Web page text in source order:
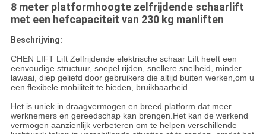
8 meter platformhoogte zelfrijdende schaarlift
met een hefcapaciteit van 230 kg manliften
Beschrijving:
CHEN LIFT Lift Zelfrijdende elektrische schaar Lift heeft een
eenvoudige structuur, soepel rijden, snellere snelheid, minder
lawaai, diep geliefd door gebruikers die altijd buiten werken,om u
een flexibele mobiliteit te bieden, bruikbaarheid.
Het is uniek in draagvermogen en breed platform dat meer
werknemers en gereedschap kan brengen.Het kan de werkend
vermogen aanzienlijk verbeteren om te helpen verschillende